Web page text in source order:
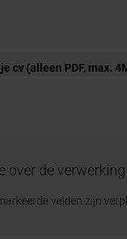
cv (alleen PDF, max.
over de
velden zijn